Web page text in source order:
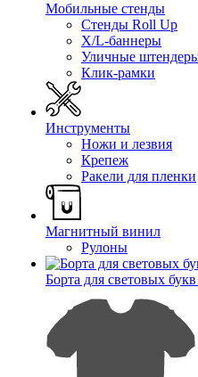
Мобильные стенды
Стенды Roll Up
X/L-баннеры
Уличные
Клик-рамки
Инструменты
Ножи и лезвия
Крепеж
Ракели для пленки
Магнитный винил
Рулоны
Борта для световых